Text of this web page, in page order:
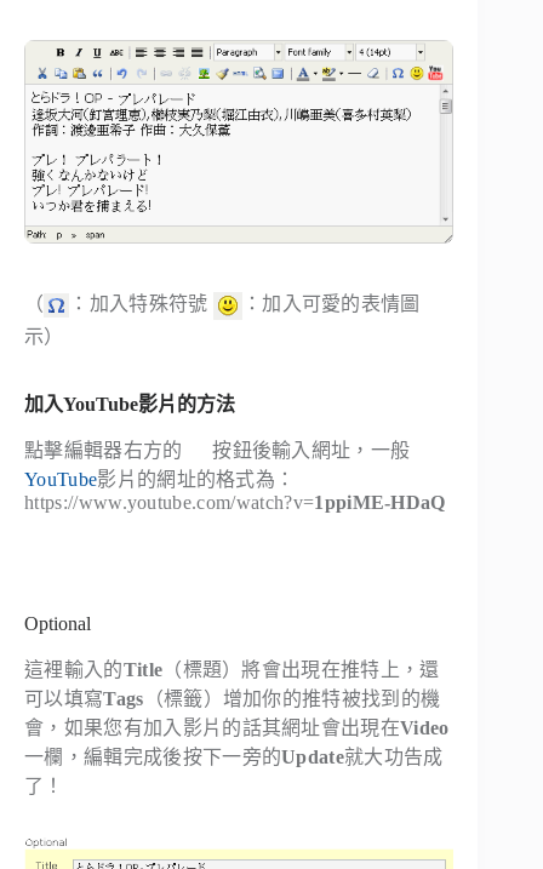
（ ：加入特殊符號
：加入可愛的表情圖
示）
加入YouTube影片的方法
點擊編輯器右方的
按鈕後輸入網址，一般
YouTube影片的網址的格式為：
https://www.youtube.com/watch?v=1ppiME-HDaQ
Optional
這裡輸入的Title （標題）將會出現在推特上，還
可以填寫Tags （標籤）增加你的推特被找到的機
會，如果您有加入影片的話其網址會出現在Video
一欄，編輯完成後按下一旁的Update就大功告成
了！